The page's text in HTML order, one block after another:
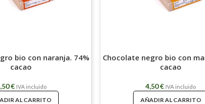
bio con naranja. 74%
cacao
€ IVA incluido
AL CARRITO
Chocolate negro bio con
cacao
4,50€ IVA incluido
AÑADIR AL CARRITO